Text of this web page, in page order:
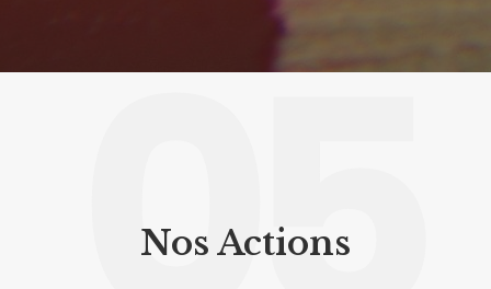
Nos Actions